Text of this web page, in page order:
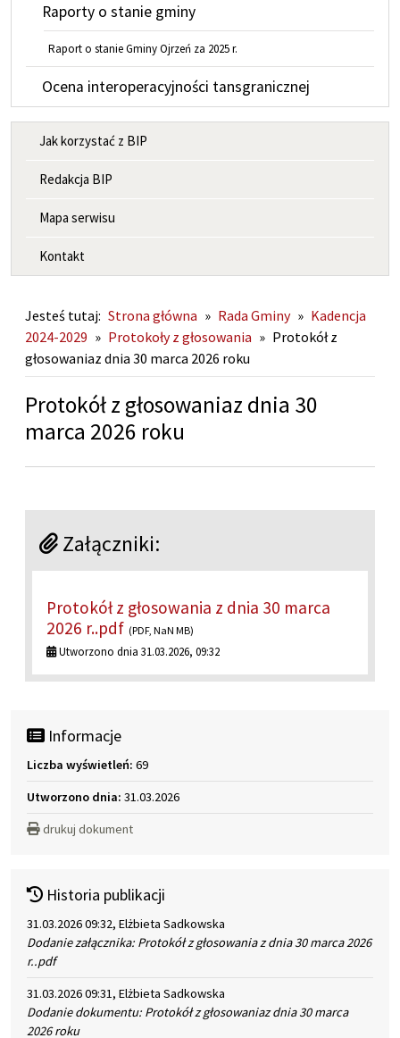
Raporty o stanie gminy
Raport o stanie Gminy Ojrzeń za 2025 r.
Ocena interoperacyjności tansgranicznej
MENU INFORMACYJNE
Jak korzystać z BIP
Redakcja BIP
Mapa serwisu
Kontakt
Jesteś tutaj: Strona główna » Rada Gminy » Kadencja
2024-2029 » Protokoły z głosowania » Protokół z
głosowaniaz dnia 30 marca 2026 roku
Protokół z głosowaniaz dnia 30
marca 2026 roku
Załączniki:
Protokół z głosowania z dnia 30 marca
2026 r..pdf (PDF, NaN MB)
Utworzono dnia 31.03.2026, 09:32
Informacje
Liczba wyświetleń: 69
Utworzono dnia: 31.03.2026
drukuj dokument
Historia publikacji
31.03.2026 09:32, Elżbieta Sadkowska
Dodanie załącznika: Protokół z głosowania z dnia 30 marca 2026
r..pdf
31.03.2026 09:31, Elżbieta Sadkowska
Dodanie dokumentu: Protokół z głosowaniaz dnia 30 marca
2026 roku